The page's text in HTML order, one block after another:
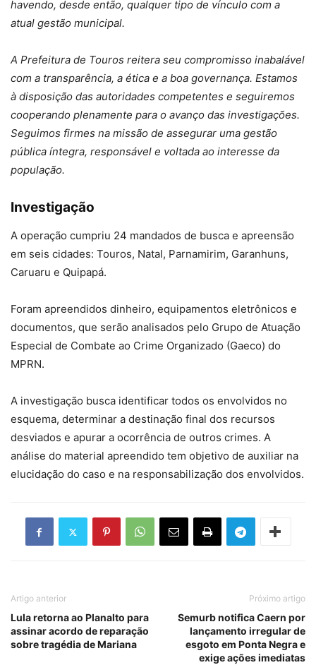
havendo, desde então, qualquer tipo de vínculo com a
atual gestão municipal.
A Prefeitura de Touros reitera seu compromisso inabalável
com a transparência, a ética e a boa governança. Estamos
à disposição das autoridades competentes e seguiremos
cooperando plenamente para o avanço das investigações.
Seguimos firmes na missão de assegurar uma gestão
pública íntegra, responsável e voltada ao interesse da
população.
Investigação
A operação cumpriu 24 mandados de busca e apreensão
em seis cidades: Touros, Natal, Parnamirim, Garanhuns,
Caruaru e Quipapá.
Foram apreendidos dinheiro, equipamentos eletrônicos e
documentos, que serão analisados pelo Grupo de Atuação
Especial de Combate ao Crime Organizado (Gaeco) do
MPRN.
A investigação busca identificar todos os envolvidos no
esquema, determinar a destinação final dos recursos
desviados e apurar a ocorrência de outros crimes. A
análise do material apreendido tem objetivo de auxiliar na
elucidação do caso e na responsabilização dos envolvidos.
Artigo anterior
Lula retorna ao Planalto para
assinar acordo de reparação
sobre tragédia de Mariana
Próximo artigo
Semurb notifica Caern por
lançamento irregular de
esgoto em Ponta Negra e
exige ações imediatas